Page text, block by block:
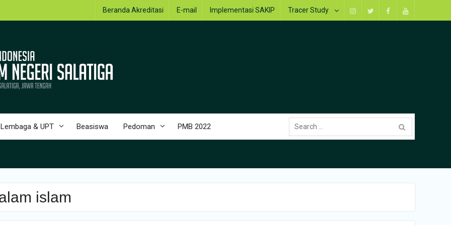
Instagram
TwitterFacebookYoutube
Beranda Akreditasi E-mail Implementasi SAKIP Tracer Study
Lembaga & UPT Beasiswa Pedoman PMB 2022
Search
for:
islam